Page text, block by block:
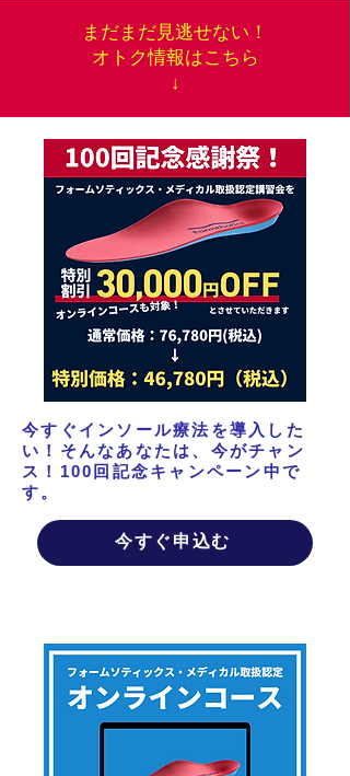
まだまだ見逃せない！
オトク情報はこちら
↓
今すぐインソール療法を導入した
い！そんなあなたは、今がチャン
ス！100回記念キャンペーン中で
す。
今すぐ申込む